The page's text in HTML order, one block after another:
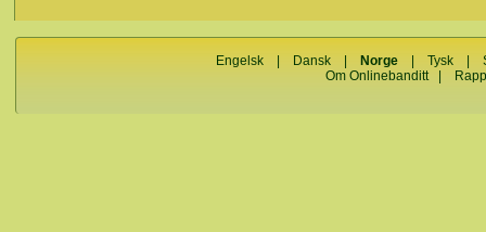
Engelsk Dansk Norge |Tysk |
Om Onlinebanditt|